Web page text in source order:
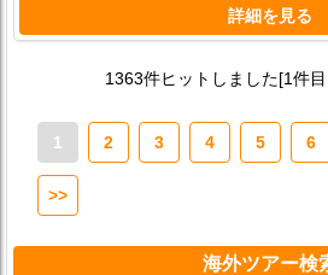
詳細を見る
1363件ヒットしました[1件
1 2 3 4 5 6
>>
海外ツアー検